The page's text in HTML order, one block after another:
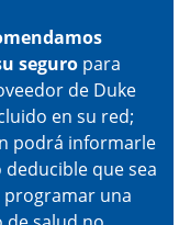
seguro para
de Duke
en su red;
podrá informarle
que sea
programar una